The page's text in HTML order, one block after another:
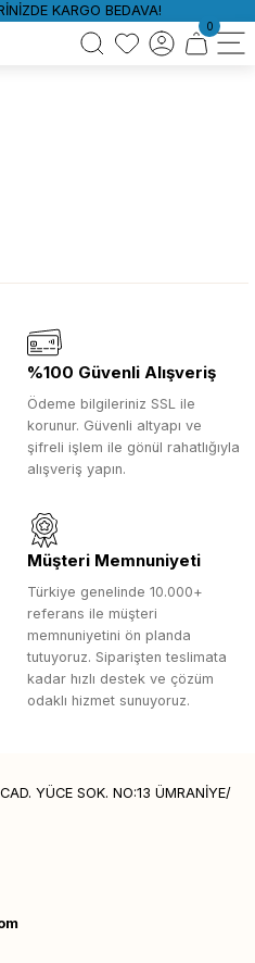
KARGO BEDAVA!
0
%100 Güvenli Alışveriş
Ödeme bilgileriniz SSL ile
korunur. Güvenli altyapı ve
şifreli işlem ile gönül rahatlığıyla
alışveriş yapın.
Müşteri Memnuniyeti
Türkiye genelinde 10.000+
referans ile müşteri
memnuniyetini ön planda
tutuyoruz. Siparişten teslimata
kadar hızlı destek ve çözüm
odaklı hizmet sunuyoruz.
YÜCE SOK. NO:13 ÜMRANİYE/